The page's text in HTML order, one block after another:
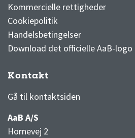
Kommercielle rettigheder
Cookiepolitik
Handelsbetingelser
Download det officielle AaB-logo
Kontakt
Gå til kontaktsiden
AaB A/S
Hornevej 2